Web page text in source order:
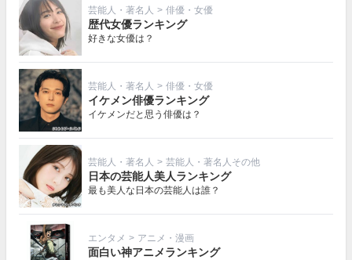
芸能人・著名人 > 俳優・女優
歴代女優ランキング
好きな女優は？
芸能人・著名人 > 俳優・女優
イケメン俳優ランキング
イケメンだと思う俳優は？
芸能人・著名人 > 芸能人・著名人その他
日本の芸能人美人ランキング
最も美人な日本の芸能人は誰？
エンタメ > アニメ・漫画
面白い神アニメランキング